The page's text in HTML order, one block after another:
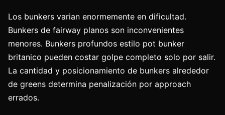
Los bunkers varian enormemente en dificultad.
Bunkers de fairway planos son inconvenientes
menores. Bunkers profundos estilo pot bunker
britanico pueden costar golpe completo solo por salir.
La cantidad y posicionamiento de bunkers alrededor
de greens determina penalización por approach
errados.